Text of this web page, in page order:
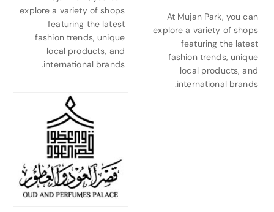
At Mujan Park, you can
explore a variety of shops
featuring the latest
fashion trends, unique
local products, and
international brands.
explore a variety of shops
featuring the latest
fashion trends, unique
local products, and
international brands.